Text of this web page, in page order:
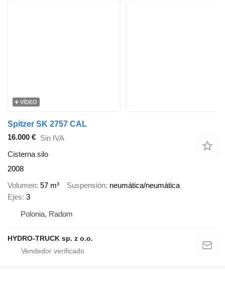
VÍDEO
Spitzer SK 2757 CAL
16.000 € Sin IVA
Cisterna silo
2008
Volumen 57 m³ Suspensión neumática/neumática
Ejes 3
Polonia, Radom
HYDRO-TRUCK sp. z o.o.